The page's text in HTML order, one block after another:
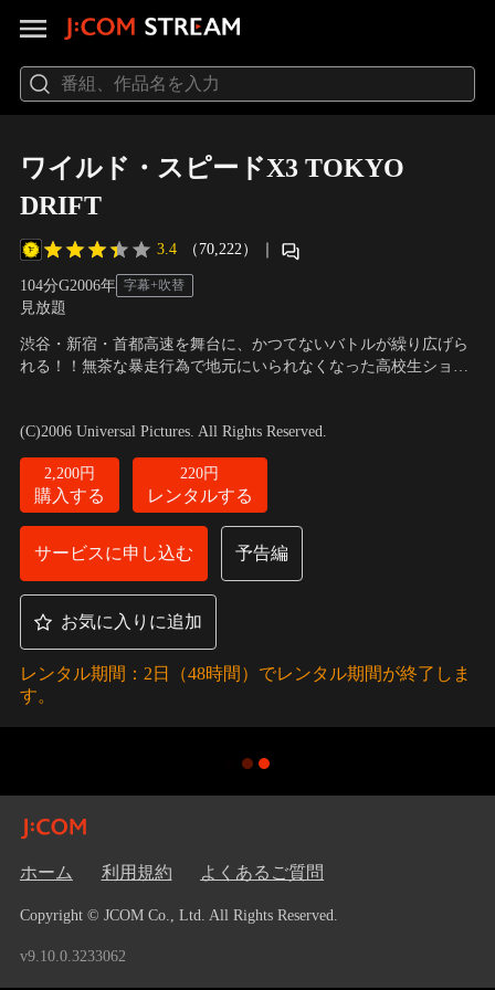
ワイルド・スピードX3 TOKYO
DRIFT
3.4 （70,222） ｜
104分G2006年 字幕+吹替
見放題
渋谷・新宿・首都高速を舞台に、かつてないバトルが繰り広げら
れる！！無茶な暴走行為で地元にいられなくなった高校生ショー
グの異名をとる、D.Kとの熾烈な戦いのはじまりでもあった…。
(C)2006 Universal Pictures. All Rights Reserved.
2,200円
購入する
220円
レンタルする
サービスに申し込む 予告編
お気に入りに追加
レンタル期間：2日（48時間）でレンタル期間が終了しま
す。
ホーム 利用規約 よくあるご質問
Copyright © JCOM Co., Ltd. All Rights Reserved.
v9.10.0.3233062